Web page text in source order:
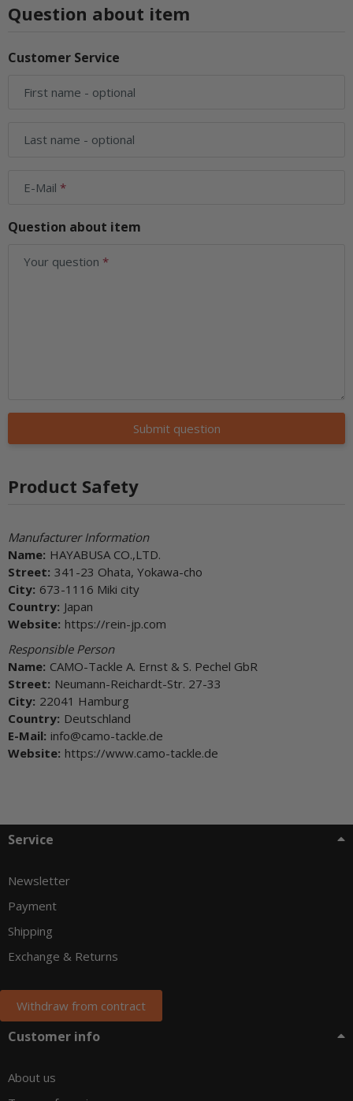
Question about item
Customer Service
First name - optional
Last name - optional
E-Mail
Question about item
Your question
Submit question
Product Safety
Manufacturer Information
Name: HAYABUSA CO.,LTD.
Street: 341-23 Ohata, Yokawa-cho
City: 673-1116 Miki city
Country: Japan
Website: https://rein-jp.com
Responsible Person
Name: CAMO-Tackle A. Ernst & S. Pechel GbR
Street: Neumann-Reichardt-Str. 27-33
City: 22041 Hamburg
Country: Deutschland
E-Mail: info@camo-tackle.de
Website: https://www.camo-tackle.de
Service
Newsletter
Payment
Shipping
Exchange & Returns
Withdraw from contract
Customer info
About us